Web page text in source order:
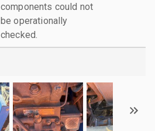
components could not
be operationally
checked.